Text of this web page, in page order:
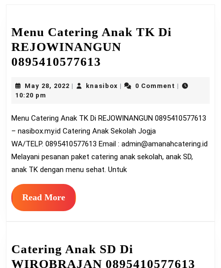
Menu Catering Anak TK Di
REJOWINANGUN
0895410577613
Anak
Di
REJOWINANGUN
0895410577613
May 28, 2022 May
knasiboxknasibox0 Comment
10:20 pm
Menu Catering Anak TK Di REJOWINANGUN 0895410577613
– nasibox.my.id Catering Anak Sekolah Jogja
WA/TELP. 0895410577613 Email : admin@amanahcatering.id
Melayani pesanan paket catering anak sekolah, anak SD,
anak TK dengan menu sehat. Untuk
Read MoreRead
More
Catering Anak SD Di
WIROBRAJAN 0895410577613